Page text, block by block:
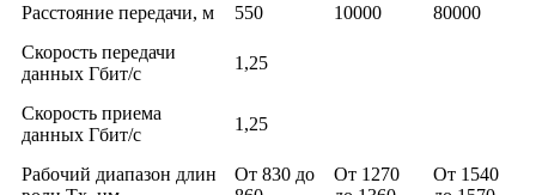
Расстояние передачи, м 550 10000
80000
Скорость передачи
данных Гбит/с
1,25
Скорость приема
данных Гбит/с
1,25
Рабочий диапазон длин
От 830 до
От 1270
От 1540